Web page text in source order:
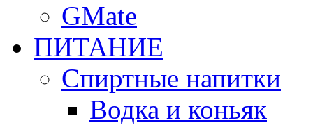
GMate
ПИТАНИЕ
Спиртные напитки
Водка и коньяк